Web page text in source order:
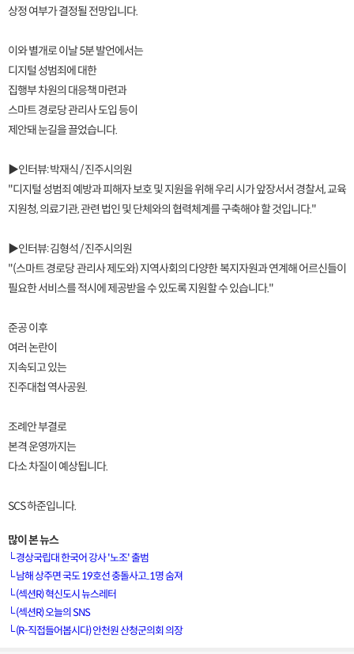
상정 여부가 결정될 전망입니다.
이와 별개로 이날 5분 발언에서는
디지털 성범죄에 대한
집행부 차원의 대응책 마련과
스마트 경로당 관리사 도입 등이
제안돼 눈길을 끌었습니다.
▶인터뷰: 박재식 / 진주시의원
"디지털 성범죄 예방과 피해자 보호 및 지원을 위해 우리 시가 앞장서서 경찰서, 교육
지원청, 의료기관, 관련 법인 및 단체와의 협력체계를 구축해야 할 것입니다."
▶인터뷰: 김형석 / 진주시의원
"(스마트 경로당 관리사 제도와) 지역사회의 다양한 복지자원과 연계해 어르신들이
필요한 서비스를 적시에 제공받을 수 있도록 지원할 수 있습니다."
준공 이후
여러 논란이
지속되고 있는
진주대첩 역사공원.
조례안 부결로
본격 운영까지는
다소 차질이 예상됩니다.
SCS 하준입니다.
많이 본 뉴스
└경상국립대 한국어 강사 '노조' 출범
└남해 상주면 국도 19호선 충돌사고..1명 숨져
└(섹션R) 혁신도시 뉴스레터
└(섹션R) 오늘의 SNS
└(R-직접들어봅시다) 안천원 산청군의회 의장
[서경방송] 일부 채널편성 변경 안내의 건 (7/22)